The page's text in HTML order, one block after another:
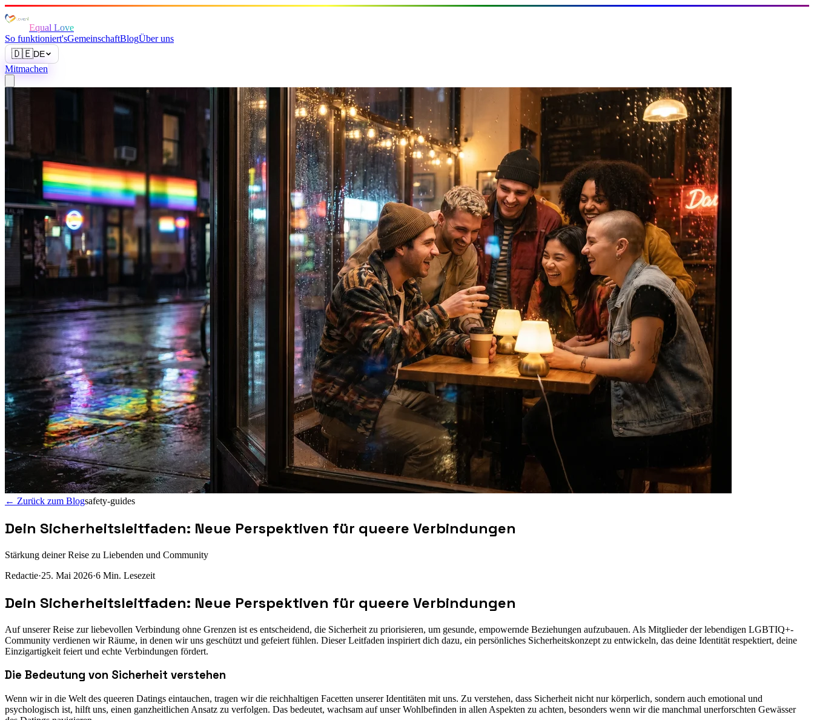
Equal Love
So funktioniert'sGemeinschaftBlogÜber uns
🇩🇪DE
Mitmachen
← Zurück zum Blogsafety-guides
Dein Sicherheitsleitfaden: Neue Perspektiven für queere Verbindungen
Stärkung deiner Reise zu Liebenden und Community
Redactie·25. Mai 2026·6 Min. Lesezeit
Dein Sicherheitsleitfaden: Neue Perspektiven für queere Verbindungen
Auf unserer Reise zur liebevollen Verbindung ohne Grenzen ist es entscheidend, die Sicherheit zu priorisieren, um gesunde, empowernde Beziehungen aufzubauen. Als Mitglieder der lebendigen LGBTIQ+-
Community verdienen wir Räume, in denen wir uns geschützt und gefeiert fühlen. Dieser Leitfaden inspiriert dich dazu, ein persönliches Sicherheitskonzept zu entwickeln, das deine Identität respektiert, deine
Einzigartigkeit feiert und echte Verbindungen fördert.
Die Bedeutung von Sicherheit verstehen
Wenn wir in die Welt des queeren Datings eintauchen, tragen wir die reichhaltigen Facetten unserer Identitäten mit uns. Zu verstehen, dass Sicherheit nicht nur körperlich, sondern auch emotional und
psychologisch ist, hilft uns, einen ganzheitlichen Ansatz zu verfolgen. Das bedeutet, wachsam auf unser Wohlbefinden in allen Aspekten zu achten, besonders wenn wir die manchmal unerforschten Gewässer